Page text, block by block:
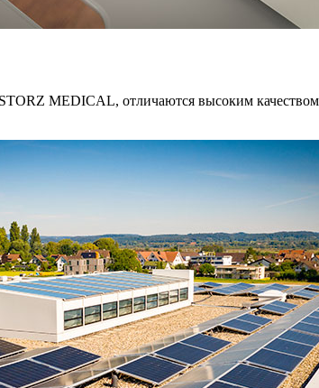
MEDICAL, отличаются высоким